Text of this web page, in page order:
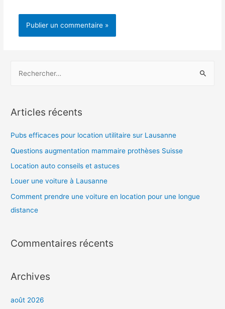
h
r
c
h
Articles récents
Pubs efficaces pour location utilitaire sur Lausanne
Questions augmentation mammaire prothèses Suisse
Location auto conseils et astuces
Louer une voiture à Lausanne
Comment prendre une voiture en location pour une longue
distance
Commentaires récents
Archives
août 2026